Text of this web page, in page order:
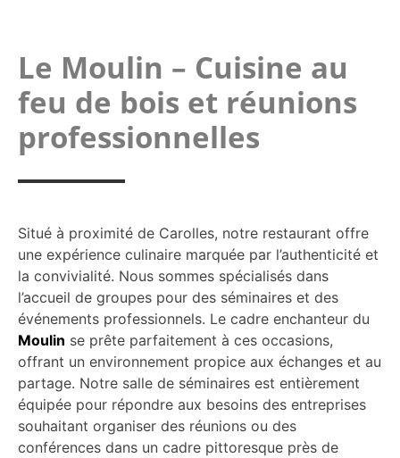
Le Moulin – Cuisine au
feu de bois et réunions
professionnelles
Situé à proximité de Carolles, notre restaurant offre
une expérience culinaire marquée par l’authenticité et
la convivialité. Nous sommes spécialisés dans
l’accueil de groupes pour des séminaires et des
événements professionnels. Le cadre enchanteur du
Moulin se prête parfaitement à ces occasions,
offrant un environnement propice aux échanges et au
partage. Notre salle de séminaires est entièrement
équipée pour répondre aux besoins des entreprises
souhaitant organiser des réunions ou des
conférences dans un cadre pittoresque près de